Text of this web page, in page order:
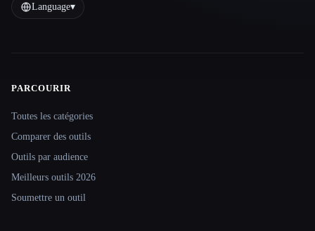
Language▾
Site navigation
PARCOURIR
Toutes les catégories
Comparer des outils
Outils par audience
Meilleurs outils 2026
Soumettre un outil